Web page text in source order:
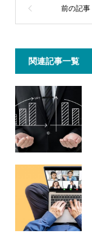
関連記事一覧